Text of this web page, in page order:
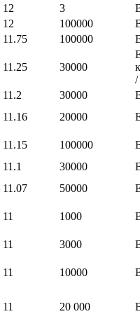
12 3
12 100000
11.75 100000
11.25 30000
/
11.2 30000
11.16 20000
11.15 100000
11.1 30000
11.07 50000
11 1000
11 3000
11 10000
11 20 000